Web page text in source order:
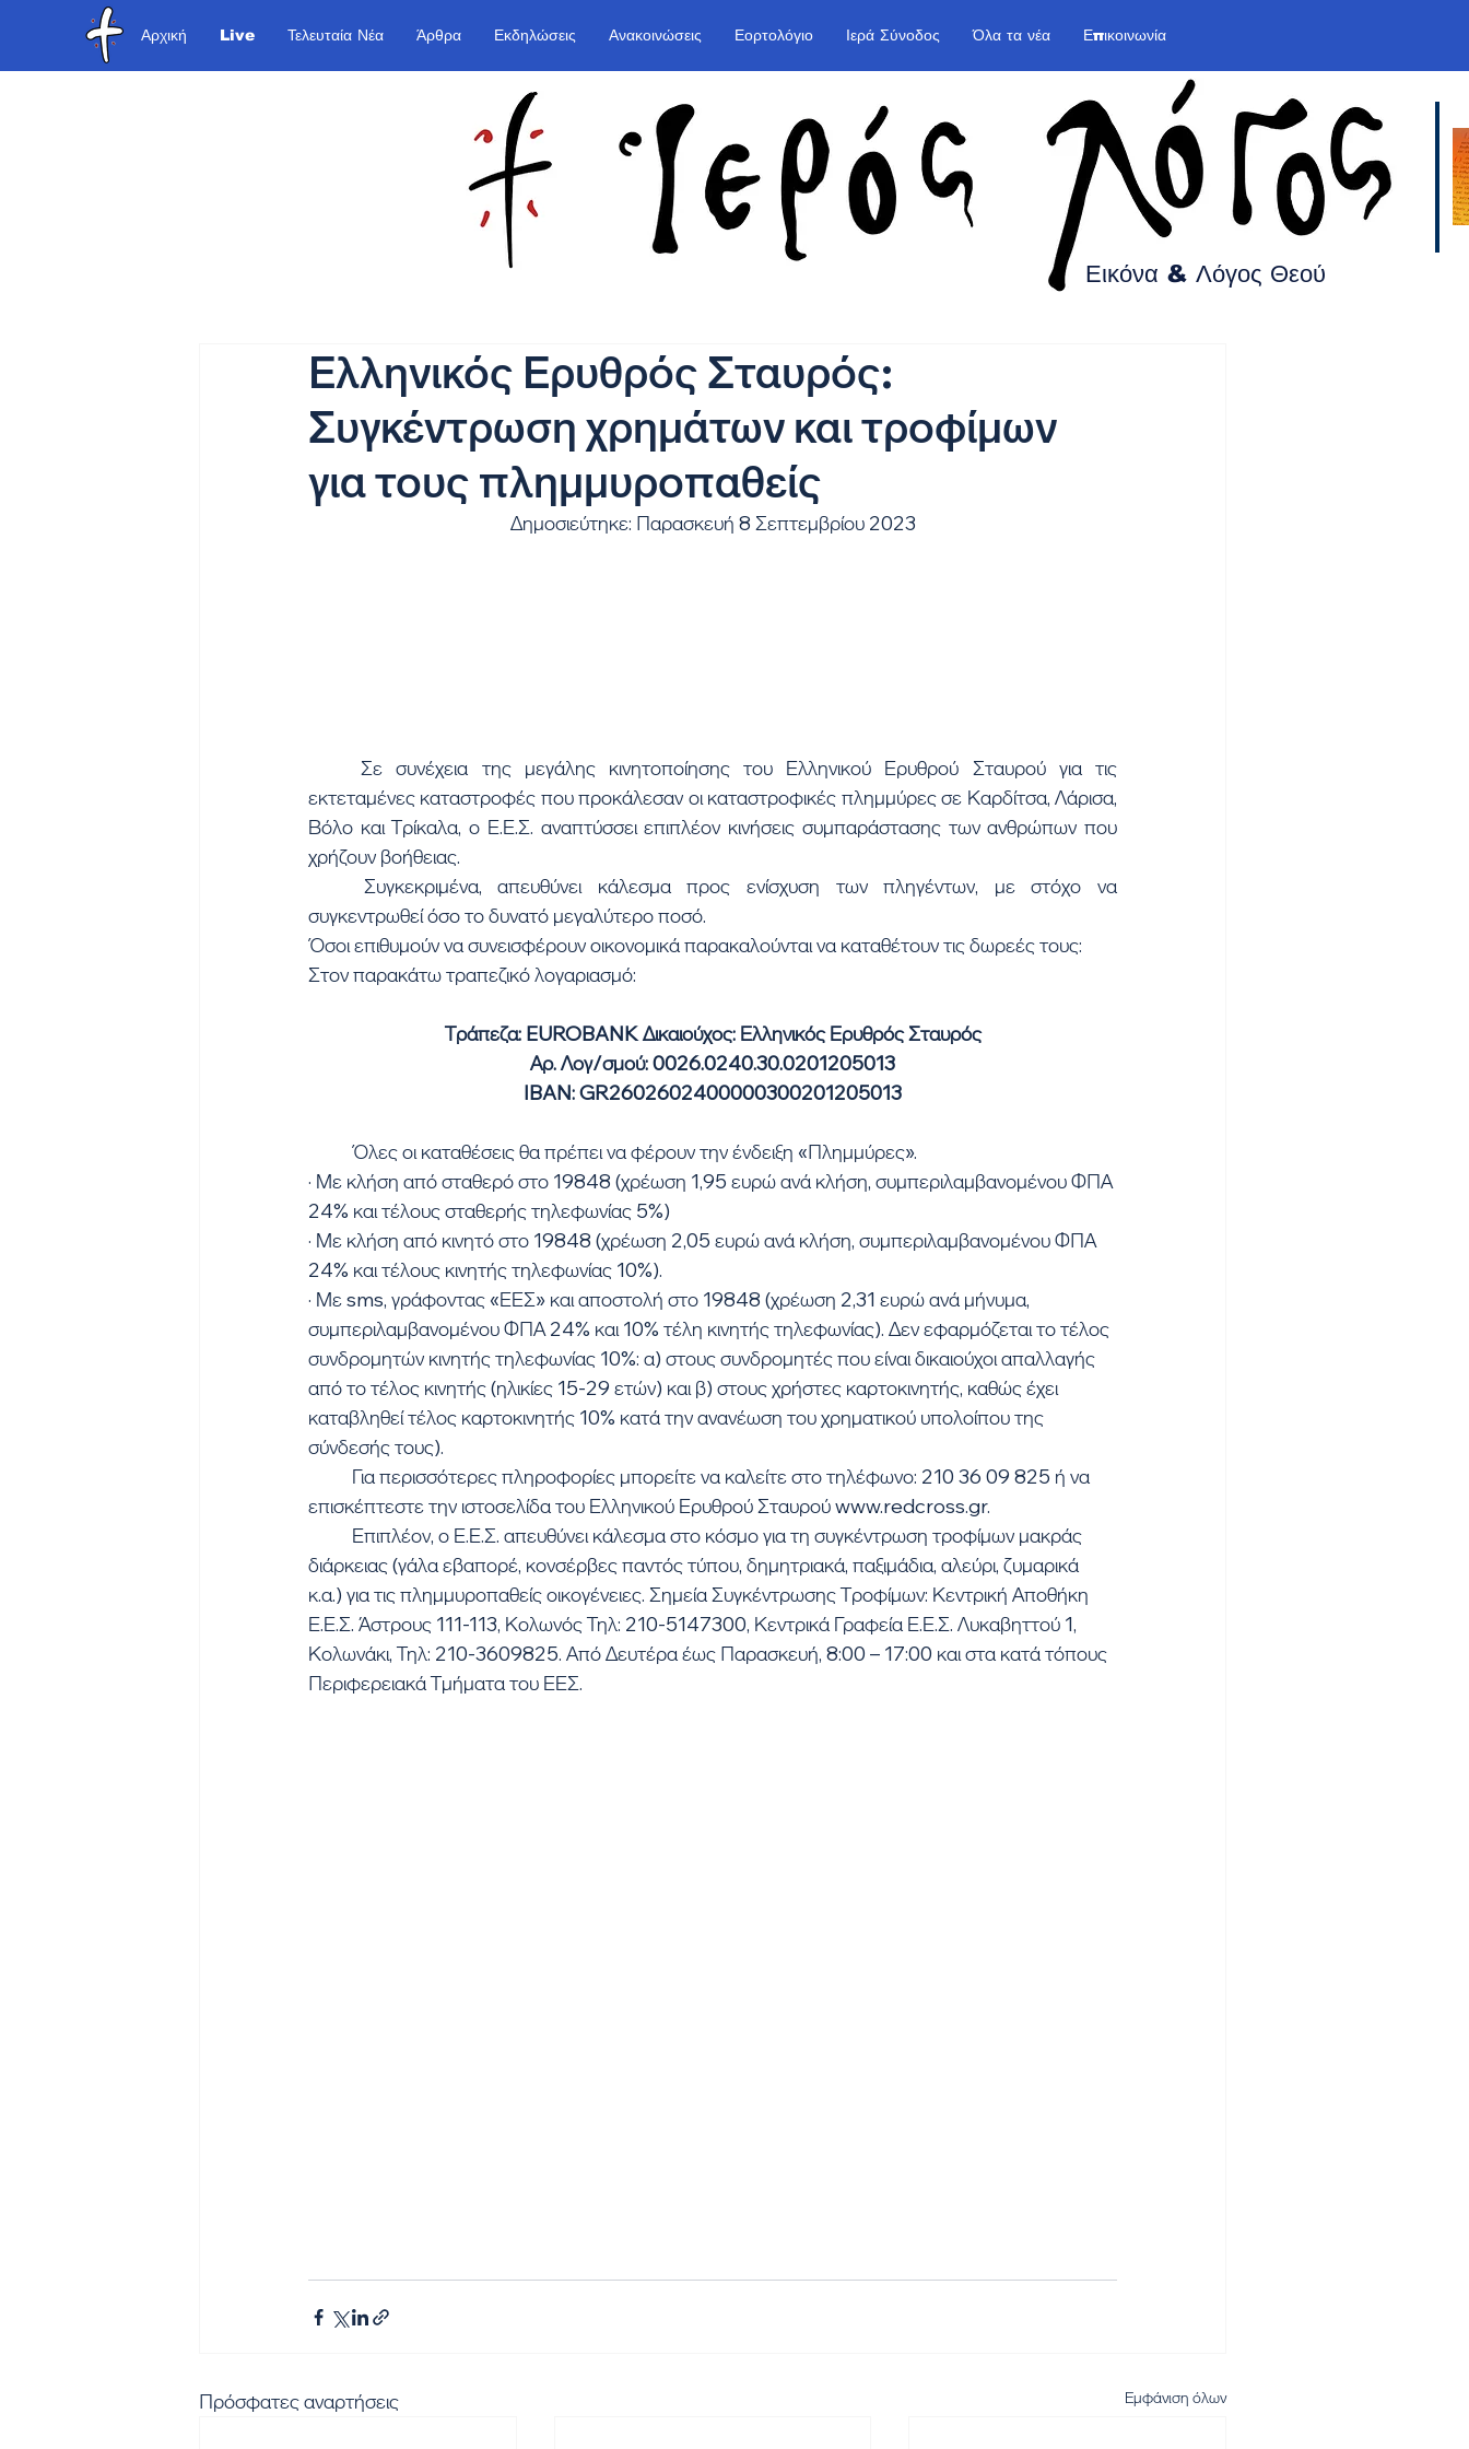
Αρχική Live Τελευταία Νέα Άρθρα Εκδηλώσεις Ανακοινώσεις Εορτολόγιο Ιερά Σύνοδος Όλα τα νέα Επικοινωνία
Εικόνα & Λόγος Θεού
Ελληνικός Ερυθρός Σταυρός:
Συγκέντρωση χρημάτων και τροφίμων
για τους πλημμυροπαθείς
Δημοσιεύτηκε: Παρασκευή 8 Σεπτεμβρίου 2023
	Σε συνέχεια της μεγάλης κινητοποίησης του Ελληνικού Ερυθρού Σταυρού για τις
εκτεταμένες καταστροφές που προκάλεσαν οι καταστροφικές πλημμύρες σε Καρδίτσα, Λάρισα,
Βόλο και Τρίκαλα, ο Ε.Ε.Σ. αναπτύσσει επιπλέον κινήσεις συμπαράστασης των ανθρώπων που
χρήζουν βοήθειας.
συγκεντρωθεί όσο το δυνατό μεγαλύτερο ποσό.
Όσοι επιθυμούν να συνεισφέρουν οικονομικά παρακαλούνται να καταθέτουν τις δωρεές τους:
Στον παρακάτω τραπεζικό λογαριασμό:
Τράπεζα: EUROBANK Δικαιούχος: Ελληνικός Ερυθρός Σταυρός
Αρ. Λογ/σμού: 0026.0240.30.0201205013
IBAN: GR2602602400000300201205013
	Όλες οι καταθέσεις θα πρέπει να φέρουν την ένδειξη «Πλημμύρες».
· Με κλήση από σταθερό στο 19848 (χρέωση 1,95 ευρώ ανά κλήση, συμπεριλαμβανομένου ΦΠΑ
24% και τέλους σταθερής τηλεφωνίας 5%)
· Με κλήση από κινητό στο 19848 (χρέωση 2,05 ευρώ ανά κλήση, συμπεριλαμβανομένου ΦΠΑ
24% και τέλους κινητής τηλεφωνίας 10%).
· Με sms, γράφοντας «ΕΕΣ» και αποστολή στο 19848 (χρέωση 2,31 ευρώ ανά μήνυμα,
συμπεριλαμβανομένου ΦΠΑ 24% και 10% τέλη κινητής τηλεφωνίας). Δεν εφαρμόζεται το τέλος
συνδρομητών κινητής τηλεφωνίας 10%: α) στους συνδρομητές που είναι δικαιούχοι απαλλαγής
από το τέλος κινητής (ηλικίες 15-29 ετών) και β) στους χρήστες καρτοκινητής, καθώς έχει
καταβληθεί τέλος καρτοκινητής 10% κατά την ανανέωση του χρηματικού υπολοίπου της
σύνδεσής τους).
επισκέπτεστε την ιστοσελίδα του Ελληνικού Ερυθρού Σταυρού www.redcross.gr.
διάρκειας (γάλα εβαπορέ, κονσέρβες παντός τύπου, δημητριακά, παξιμάδια, αλεύρι, ζυμαρικά
κ.α.) για τις πλημμυροπαθείς οικογένειες. Σημεία Συγκέντρωσης Τροφίμων: Κεντρική Αποθήκη
Ε.Ε.Σ. Άστρους 111-113, Κολωνός Τηλ: 210-5147300, Κεντρικά Γραφεία Ε.Ε.Σ. Λυκαβηττού 1,
Κολωνάκι, Τηλ: 210-3609825. Από Δευτέρα έως Παρασκευή, 8:00 – 17:00 και στα κατά τόπους
Περιφερειακά Τμήματα του ΕΕΣ.
Πρόσφατες αναρτήσεις Εμφάνιση όλων